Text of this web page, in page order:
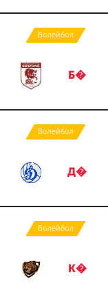
Волейбол
Б�
Волейбол
Д�
Волейбол
К�